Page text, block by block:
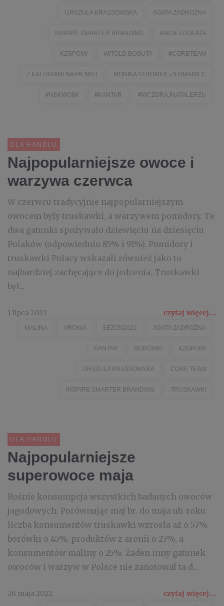
URSZULA KRASSOWSKA AGATA ZADROŻNA
INSPIRE SMARTER BRANDING MACIEJ DOLATA
KZGPOIW WITOLD BOGUTA #CORETEAM
Z KALORIAMI NA PIEŃKU MONIKA STROMKIE-ZŁOMANIEC
#NBKWOIW #KANTAR #WCZORAJNATALERZU
DLA HANDLU
Najpopularniejsze owoce i
warzywa czerwca
W czerwcu tradycyjnie najpopularniejszym
owocem były truskawki, a warzywem pomidory. Te
dwa gatunki spożywało dziewięciu na dziesięciu
Polaków (odpowiednio 85% i 91%). Pomidory i
truskawki Polacy wskazali również jako to
najbardziej zachęcające do jedzenia. Truskawki
był...
1 lipca 2022 czytaj więcej...
MALINA ARONIA SEZON2022 AGATA ZADROŻNA
KANTAR BORÓWKI KZGPOIW
URSZULA KRASSOWSKA CORE TEAM
INSPIRE SMARTER BRANDING TRUSKAWKI
DLA HANDLU
Najpopularniejsze
superowoce maja
Rośnie konsumpcja wszystkich badanych owoców
jagodowych. Porównując maj br. do maja ub. roku
liczba konsumentów truskawki wzrosła aż o 57%,
borówki o 45%, produktów z aronii o 27%, a
konsumentów maliny o 25%. Żaden inny gatunek
owoców i warzyw w Polsce nie zanotował ta d...
26 maja 2022 czytaj więcej...